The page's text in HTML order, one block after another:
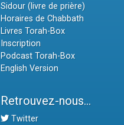
Sidour (livre de prière)
Horaires de Chabbath
Livres Torah-Box
Inscription
Podcast Torah-Box
English Version
Retrouvez-nous...
Twitter